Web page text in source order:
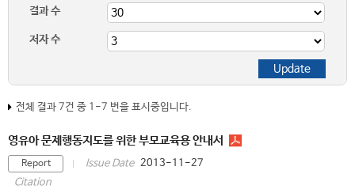
결과 수
저자 수
전체 결과 7건 중 1-7 번을 표시중입니다.
영유아 문제행동지도를 위한 부모교육용 안내서
Report Issue Date 2013-11-27
Citation